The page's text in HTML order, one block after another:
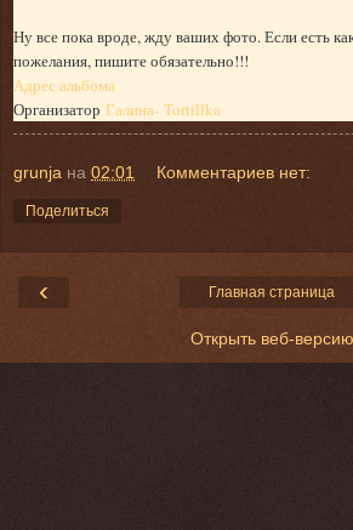
Ну все пока вроде, жду ваших фото. Если есть
пожелания, пишите обязательно!!!
Адрес альбома
Организатор Галина- Tortillka
grunja на 02:01 Комментариев нет:
Поделиться
‹ Главная страница
Открыть веб-версию